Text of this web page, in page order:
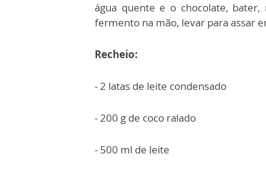
água quente e o chocolate,
fermento na mão, levar para assar
Recheio:
- 2 latas de leite condensado
- 200 g de coco ralado
- 500 ml de leite